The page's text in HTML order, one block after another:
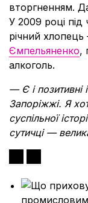
вторгненням.
У 2009 році під
річний
Ємпельяненко,
алкоголь.
— Є і позитивні
Запоріжжі. Я
суспільної
сутичці —